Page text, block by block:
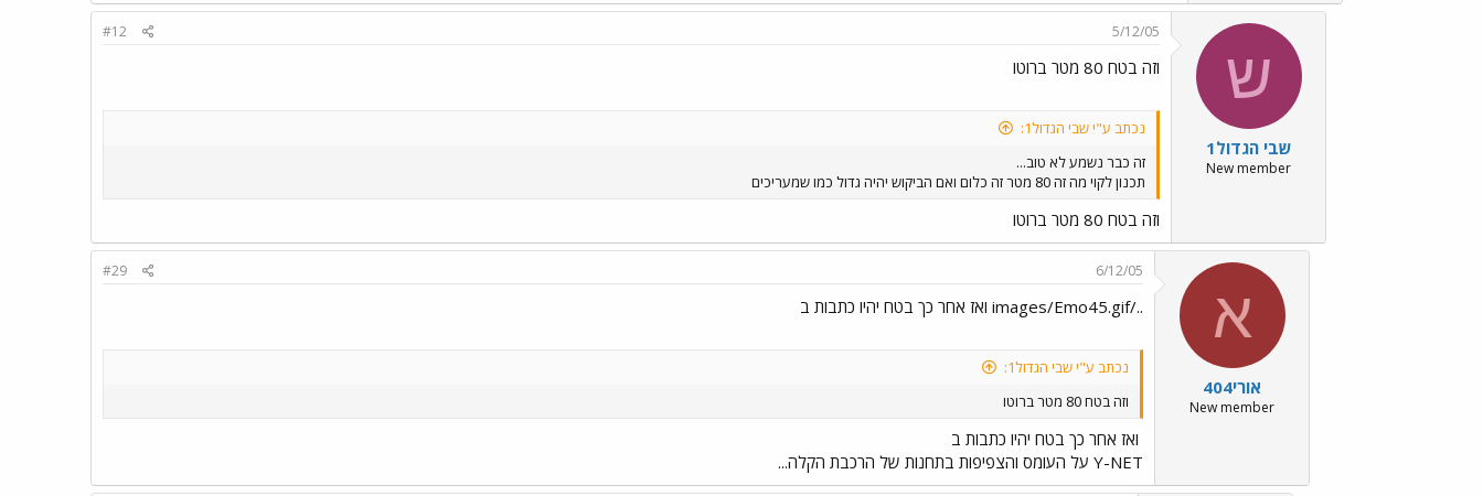
ש
שבי הגדול1
New member
5/12/05
#12
וזה בטח 80 מטר ברוטו
נכתב ע"י שבי הגדול1:
זה כבר נשמע לא טוב...
תכנון לקוי מה זה 80 מטר זה כלום ואם הביקוש יהיה גדול כמו שמעריכים
וזה בטח 80 מטר ברוטו
א
אורי404
New member
6/12/05
#29
../images/Emo45.gif ואז אחר כך בטח יהיו כתבות ב
נכתב ע"י שבי הגדול1:
וזה בטח 80 מטר ברוטו
ואז אחר כך בטח יהיו כתבות ב
Y-NET על העומס והצפיפות בתחנות של הרכבת הקלה...